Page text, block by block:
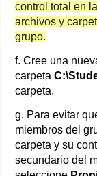
control total en
archivos y
grupo.
f. Cree una
carpeta
carpeta.
g. Para evitar
miembros del
carpeta y su
secundario del